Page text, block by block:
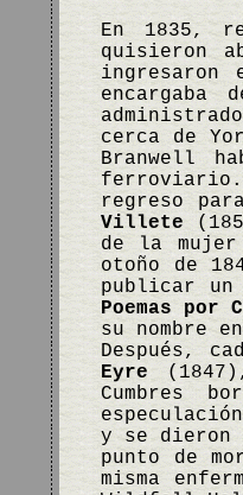
En 1835,
quisieron
ingresaron
cerca de
Branwell
regreso
Villete
de la
otoño de
publicar
Poemas
su nombre
Después,
Eyre
Cumbres
y se dieron
punto de
misma